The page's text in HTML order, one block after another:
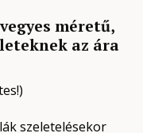
méretű,
az ára
szeletelésekor